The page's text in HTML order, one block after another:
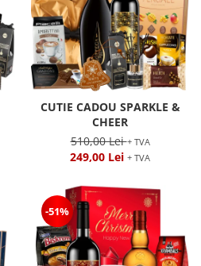
CUTIE CADOU SPARKLE &
CHEER
510,00 Lei+ TVA
249,00 Lei + TVA
-51%